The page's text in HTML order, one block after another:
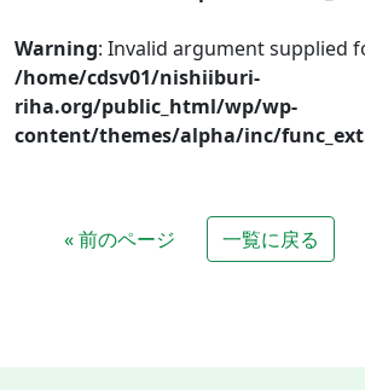
Warning: Invalid argument supplied
/home/cdsv01/nishiiburi-
riha.org/public_html/wp/wp-
content/themes/alpha/inc/
« 前のページ 一覧に戻る